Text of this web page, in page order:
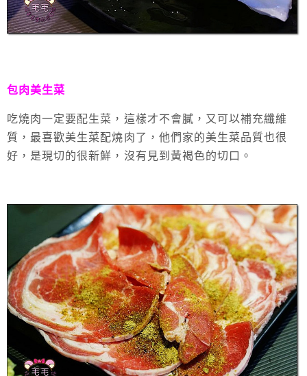
包肉美生菜
吃燒肉一定要配生菜，這樣才不會膩，又可以補充纖維
質，最喜歡美生菜配燒肉了，他們家的美生菜品質也很
好，是現切的很新鮮，沒有見到黃褐色的切口。